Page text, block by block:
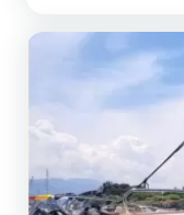
Mondello, den Capo
besuchen,...